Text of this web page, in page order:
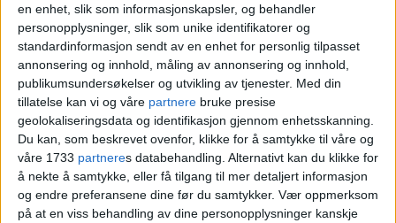
en enhet, slik som informasjonskapsler, og behandler
personopplysninger, slik som unike identifikatorer og
standardinformasjon sendt av en enhet for personlig tilpasset
annonsering og innhold, måling av annonsering og innhold,
publikumsundersøkelser og utvikling av tjenester. Med din
tillatelse kan vi og våre partnere bruke presise
geolokaliseringsdata og identifikasjon gjennom enhetsskanning.
Du kan, som beskrevet ovenfor, klikke for å samtykke til våre og
våre 1733 partneres databehandling. Alternativt kan du klikke for
å nekte å samtykke, eller få tilgang til mer detaljert informasjon
og endre preferansene dine før du samtykker. Vær oppmerksom
på at en viss behandling av dine personopplysninger kanskje
Selger bygget med betingelse
om at det blir revet: – Vi rydder
opp